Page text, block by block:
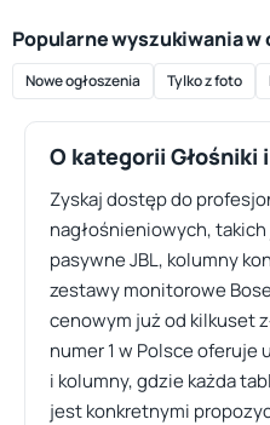
Popularne wyszukiwania w
Nowe ogłoszenia Tylko z foto
O kategorii Głośniki
Zyskaj dostęp do
nagłośnieniowych,
pasywne JBL, kolumny
zestawy monitorowe
cenowym już od kilkuset
numer 1 w Polsce oferuje
i kolumny, gdzie każda
jest konkretnymi